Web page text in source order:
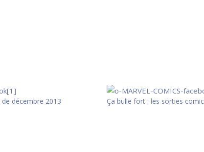
décembre 2013 Ça bulle fort : les sorties